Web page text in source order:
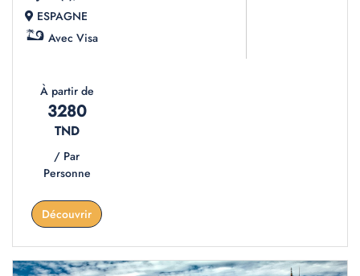
ESPAGNE
Avec Visa
À partir de
3280
TND
/ Par
Personne
Découvrir